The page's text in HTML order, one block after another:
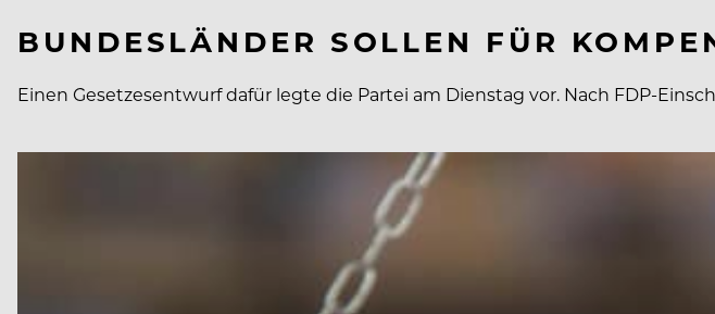
BUNDESLÄNDER SOLLEN FÜR
Einen Gesetzesentwurf dafür legte die Partei am Dienstag vor. Nach FDP-